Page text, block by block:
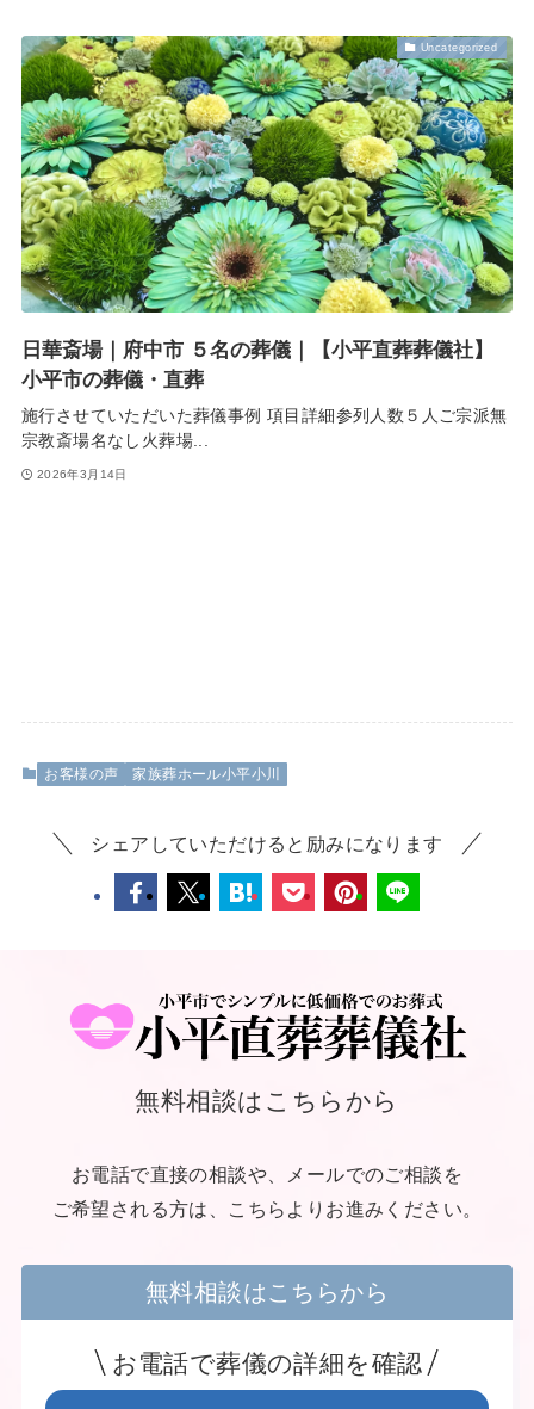
Uncategorized
日華斎場｜府中市 ５名の葬儀｜【小平直葬葬儀社】
小平市の葬儀・直葬
施行させていただいた葬儀事例 項目詳細参列人数５人ご宗派無
宗教斎場名なし火葬場...
2026年3月14日
お客様の声 家族葬ホール小平小川
シェアしていただけると励みになります
無料相談はこちらから
お電話で直接の相談や、メールでのご相談を
ご希望される方は、こちらよりお進みください。
無料相談はこちらから
お電話で葬儀の詳細を確認